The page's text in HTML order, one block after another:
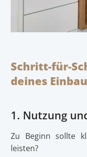
Schritt-für-
deines
1. Nutzung
Zu Beginn sollte
leisten?